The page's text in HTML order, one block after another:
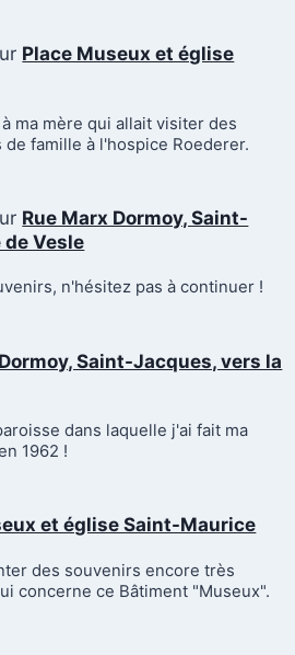
Place Museux et église
ma mère qui allait visiter des
de famille à l'hospice Roederer.
Rue Marx Dormoy, Saint-
Vesle
n'hésitez pas à continuer !
Saint-Jacques, vers la
dans laquelle j'ai fait ma
1962 !
et église Saint-Maurice
des souvenirs encore très
concerne ce Bâtiment "Museux".